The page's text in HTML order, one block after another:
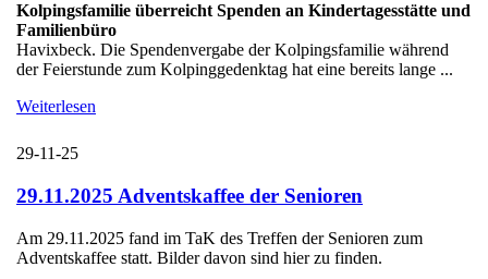
Kolpingsfamilie überreicht Spenden an Kindertagesstätte und
Familienbüro
Havixbeck. Die Spendenvergabe der Kolpingsfamilie während
der Feierstunde zum Kolpinggedenktag hat eine bereits lange ...
Weiterlesen
29-11-25
29.11.2025 Adventskaffee der Senioren
Am 29.11.2025 fand im TaK des Treffen der Senioren zum
Adventskaffee statt. Bilder davon sind hier zu finden.